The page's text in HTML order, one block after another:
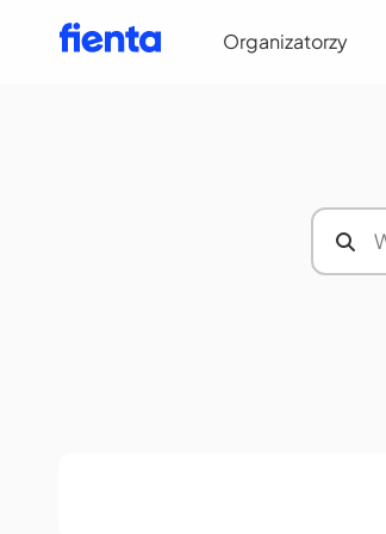
Organizatorzy